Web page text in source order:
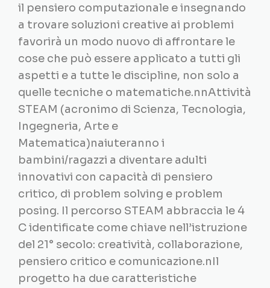
il pensiero computazionale e insegnando
a trovare soluzioni creative ai problemi
favorirà un modo nuovo di affrontare le
cose che può essere applicato a tutti gli
aspetti e a tutte le discipline, non solo a
quelle tecniche o matematiche.nnAttività
STEAM (acronimo di Scienza, Tecnologia,
Ingegneria, Arte e
Matematica)naiuteranno i
bambini/ragazzi a diventare adulti
innovativi con capacità di pensiero
critico, di problem solving e problem
posing. Il percorso STEAM abbraccia le 4
C identificate come chiave nell’istruzione
del 21° secolo: creatività, collaborazione,
pensiero critico e comunicazione.nIl
progetto ha due caratteristiche